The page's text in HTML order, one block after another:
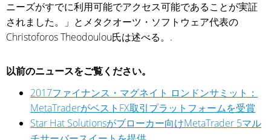
ニーズがすでに利用可能でアクセス可能であることが実証
されました。」とメタクオーツ・ソフトウェア代表の
Christoforos Theodoulou氏は述べる。.
以前のニュースをご覧ください。
2017ファイナンス・マグネイト ロンドンサミット：
MetaTraderがベストFX取引プラットフォームを受賞
Star Hat Solutionsがブローカー向けMetaTrader 5マル